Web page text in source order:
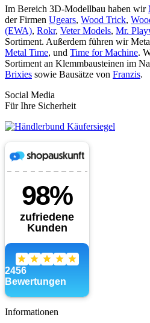
Im Bereich 3D-Modellbau haben wir
der Firmen Ugears, Wood Trick,
(EWA), Rokr, Veter Models, Mr.
Sortiment. Außerdem führen wir
Metal Time, und Time for Machine.
Sortiment an Klemmbausteinen im
Brixies sowie Bausätze von Franzis.
Social Media
Für Ihre Sicherheit
Informationen